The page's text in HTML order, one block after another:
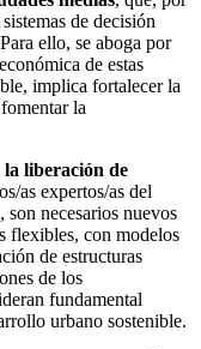
de decisión
ello, se aboga por
de estas
implica fortalecer la
la
liberación de
as expertos/as del
necesarios nuevos
flexibles, con modelos
de estructuras
de los
fundamental
urbano sostenible.